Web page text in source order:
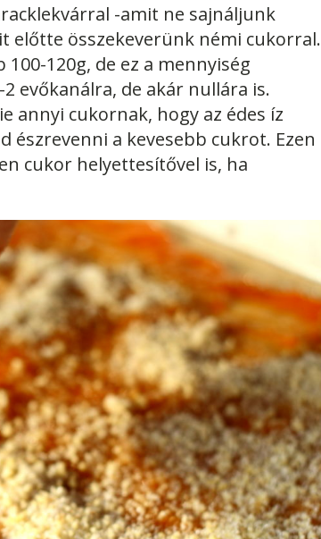
-amit ne sajnáljunk
előtte összekeverünk némi cukorral.
120g, de ez a mennyiség
evőkanálra, de akár nullára is.
annyi cukornak, hogy az édes íz
észrevenni a kevesebb cukrot. Ezen
cukor helyettesítővel is, ha